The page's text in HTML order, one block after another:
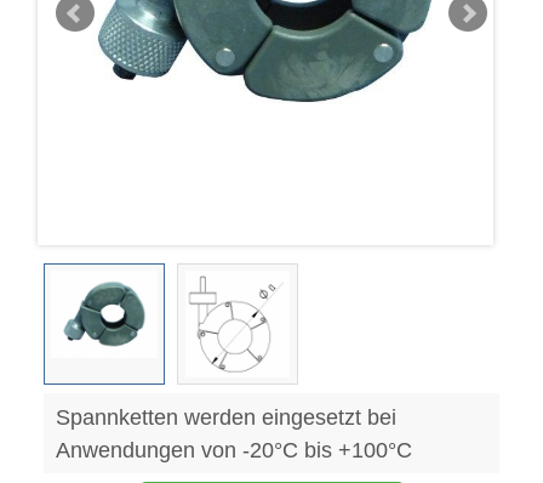
Spannketten werden eingesetzt bei
Anwendungen von -20°C bis +100°C